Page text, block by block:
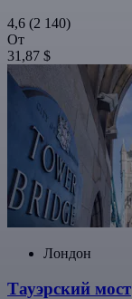
4,6 (2 140)
От
31,87 $
Лондон
Тауэрский мост